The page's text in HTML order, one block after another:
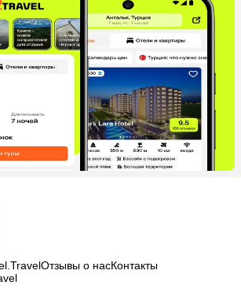
Отзывы о насКонтакты